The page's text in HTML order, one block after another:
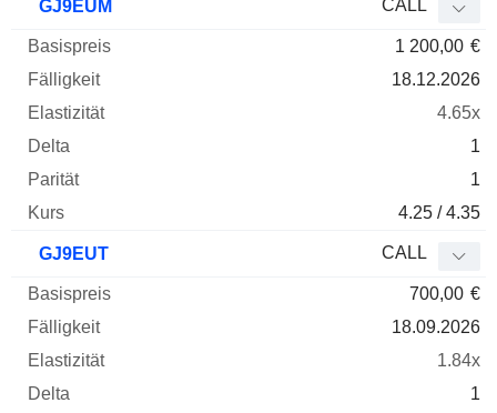
GJ9EUM CALL
1 200,00 €
18.12.2026
4.65x
1
1
4.25 / 4.35
GJ9EUT CALL
700,00 €
18.09.2026
1.84x
1